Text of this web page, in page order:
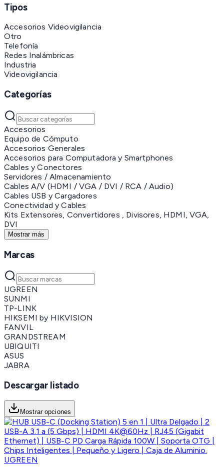
Tipos
Accesorios Videovigilancia
Otro
Telefonía
Redes Inalámbricas
Industria
Videovigilancia
Categorías
Accesorios
Equipo de Cómputo
Accesorios Generales
Accesorios para Computadora y Smartphones
Cables y Conectores
Servidores / Almacenamiento
Cables A/V (HDMI / VGA / DVI / RCA / Audio)
Cables USB y Cargadores
Conectividad y Cables
Kits Extensores, Convertidores , Divisores, HDMI, VGA,
DVI
Mostrar más
Marcas
UGREEN
SUNMI
TP-LINK
HIKSEMI by HIKVISION
FANVIL
GRANDSTREAM
UBIQUITI
ASUS
JABRA
Descargar listado
Mostrar opciones
UGREEN